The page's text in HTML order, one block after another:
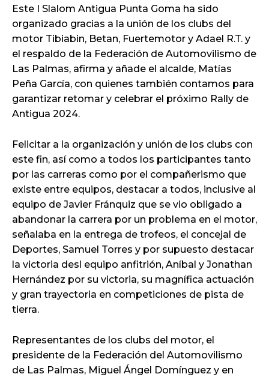
Este I Slalom Antigua Punta Goma ha sido
organizado gracias a la unión de los clubs del
motor Tibiabin, Betan, Fuertemotor y Adael R.T. y
el respaldo de la Federación de Automovilismo de
Las Palmas, afirma y añade el alcalde, Matías
Peña García, con quienes también contamos para
garantizar retomar y celebrar el próximo Rally de
Antigua 2024.
Felicitar a la organización y unión de los clubs con
este fin, así como a todos los participantes tanto
por las carreras como por el compañerismo que
existe entre equipos, destacar a todos, inclusive al
equipo de Javier Fránquiz que se vio obligado a
abandonar la carrera por un problema en el motor,
señalaba en la entrega de trofeos, el concejal de
Deportes, Samuel Torres y por supuesto destacar
la victoria desl equipo anfitrión, Aníbal y Jonathan
Hernández por su victoria, su magnífica actuación
y gran trayectoria en competiciones de pista de
tierra.
Representantes de los clubs del motor, el
presidente de la Federación del Automovilismo
de Las Palmas, Miguel Ángel Domínguez y en